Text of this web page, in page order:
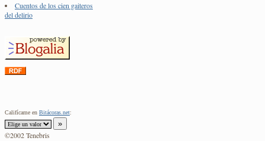
Cuentos de los cien gaiteros
del delirio
Califícame en Bitácoras.net:
©2002 Tenebris